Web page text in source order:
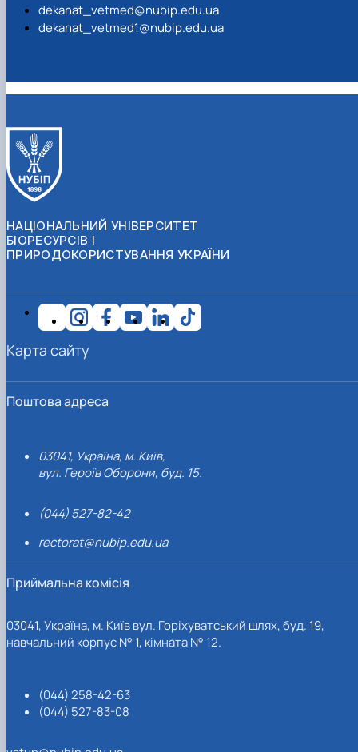
dekanat_vetmed@nubip.edu.ua
dekanat_vetmed1@nubip.edu.ua
НАЦІОНАЛЬНИЙ УНІВЕРСИТЕТ
БІОРЕСУРСІВ І
ПРИРОДОКОРИСТУВАННЯ УКРАЇНИ
Поштова адреса
03041, Україна, м. Київ,
вул. Героїв Оборони, буд. 15.
(044) 527-82-42
rectorat@nubip.edu.ua
Приймальна комісія
03041, Україна, м. Київ вул. Горіхуватський шлях, буд. 19,
навчальний корпус № 1, кімната № 12.
(044) 258-42-63
(044) 527-83-08
Карта сайту